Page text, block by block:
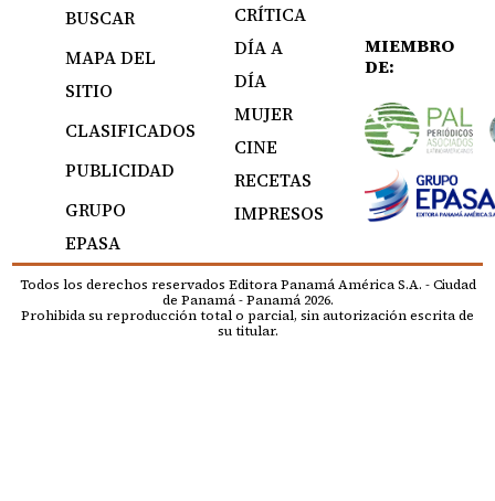
BUSCAR
MAPA DEL
SITIO
CLASIFICADOS
PUBLICIDAD
GRUPO
EPASA
CRÍTICA
DÍA A
DÍA
MUJER
CINE
RECETAS
IMPRESOS
MIEMBRO
DE:
Todos los derechos reservados Editora Panamá América S.A. - Ciudad
de Panamá - Panamá 2026.
Prohibida su reproducción total o parcial, sin autorización escrita de
su titular.